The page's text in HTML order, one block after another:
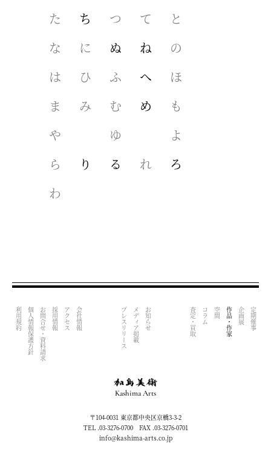
田中一村
大愚良寛
曾我蕭白
下村観山
西郷南洲
小林古径
た
ち つ て
と
な
に ぬ ね
の
は
ひ ふ へ
ほ
ま
み む め
も
や
ゆ
よ
ら
り る れ
ろ
わ
定期催事
企画展
作品・作家
空間
コラム
査定・買取
お知らせ
メディア掲載
プレスリリース
会社情報
アクセス
採用情報
お問合せ・資料請求
個人情報保護方針
利用規約
Kashima Arts
〒104-0031 東京都中央区京橋3-3-2
TEL .03-3276-0700 FAX .03-3276-0701
info@kashima-arts.co.jp